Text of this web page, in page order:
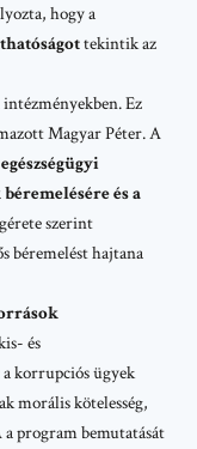
hogy a
tekintik az
Ez
Magyar Péter. A
egészségügyi
és a
szerint
béremelést hajtana
és
korrupciós ügyek
morális kötelesség,
a program bemutatását